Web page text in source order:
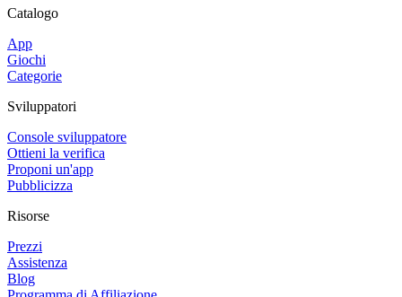
Catalogo
App
Giochi
Categorie
Sviluppatori
Console sviluppatore
Ottieni la verifica
Proponi un'app
Pubblicizza
Risorse
Prezzi
Assistenza
Blog